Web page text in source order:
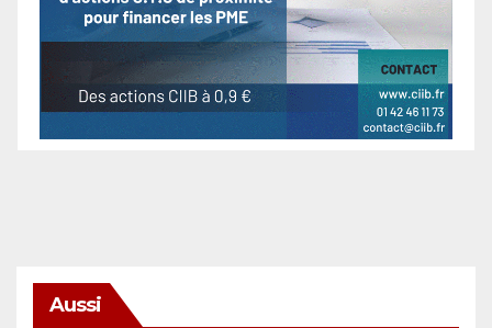
Aussi